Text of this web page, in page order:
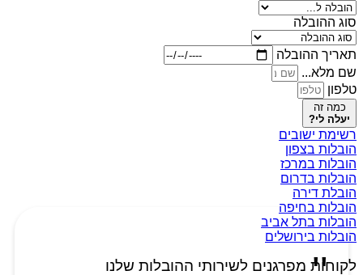
סוג ההובלה
תאריך ההובלה
שם מלא...
טלפון
כמה זה
יעלה לי?
רשימת ישובים
הובלות בצפון
הובלות במרכז
הובלות בדרום
הובלת דירה
הובלות בחיפה
הובלות בתל אביב
הובלות בירושלים
לקוחות מפרגנים לשירותי ההובלות שלנו